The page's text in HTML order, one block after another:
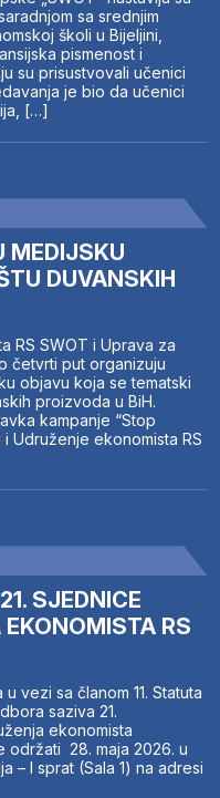
sa srednjim
školi u Bijeljini,
pismenost i
su prisustvovali učenici
je bio da učenici
[…]
MEDIJSKU
DUVANSKIH
RS SWOT i Uprava za
četvrti put organizuju
objavu koja se tematski
proizvoda u BiH.
kampanje “Stop
Udruženje ekonomista RS
SJEDNICE
RS
u vezi sa članom 11. Statuta
saziva 21.
ekonomista
održati 28. maja 2026. u
– I sprat (Sala 1) na adresi